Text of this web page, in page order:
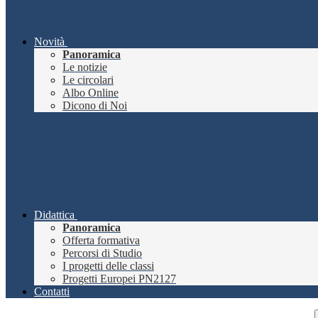
Novità
Panoramica
Le notizie
Le circolari
Albo Online
Dicono di Noi
Didattica
Panoramica
Offerta formativa
Percorsi di Studio
I progetti delle classi
Progetti Europei PN2127
Contatti